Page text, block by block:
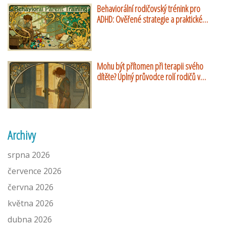
Behaviorální rodičovský trénink pro
ADHD: Ověřené strategie a praktické
Mohu být přítomen při terapii svého
dítěte? Úplný průvodce rolí rodičů v
Archivy
srpna 2026
července 2026
června 2026
května 2026
dubna 2026